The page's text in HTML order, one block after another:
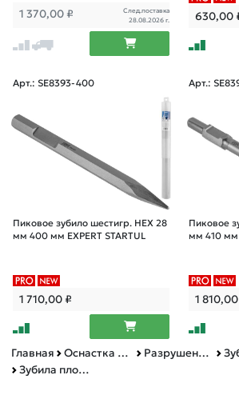
1 370,00 ₽
След.поставка
28.08.2026 г.
630,00
Арт.: SE8393-400
Пиковое зубило шестигр. HEX 28
мм 400 мм EXPERT STARTUL
1 710,00₽
Арт.:
Пиковое
мм 410 мм
1 810,00
Главная Оснастка к электроинструменту Разрушение камня и бетона
Зубила для
Зубила плоские